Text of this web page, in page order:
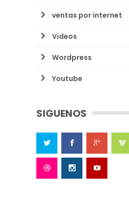
ventas por internet
Videos
Wordpress
Youtube
SIGUENOS